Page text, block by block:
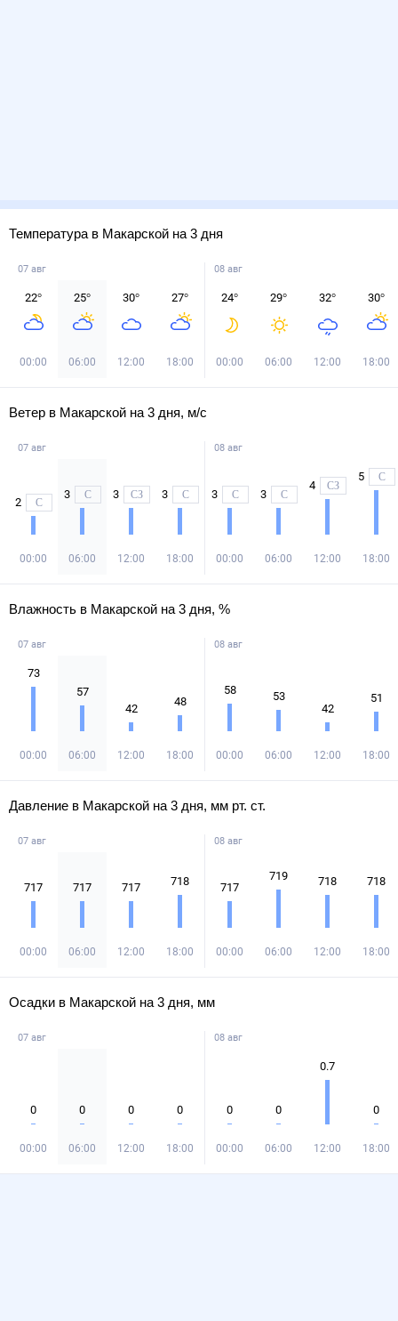
Температура в Макарской на 3 дня
07 авг
22°
00:00
25°
06:00
30°
12:00
27°
18:00
08 авг
24°
00:00
29°
06:00
32°
12:00
30°
18:00
Ветер в Макарской на 3 дня, м/с
07 авг
2 С
00:00
3 С
06:00
3 СЗ
12:00
3 С
18:00
08 авг
3 С
00:00
3 С
06:00
4 СЗ
12:00
5 С
18:00
Влажность в Макарской на 3 дня, %
07 авг
73
00:00
57
06:00
42
12:00
48
18:00
08 авг
58
00:00
53
06:00
42
12:00
51
18:00
Давление в Макарской на 3 дня, мм рт. ст.
07 авг
717
00:00
717
06:00
717
12:00
718
18:00
08 авг
717
00:00
719
06:00
718
12:00
718
18:00
Осадки в Макарской на 3 дня, мм
07 авг
0
00:00
0
06:00
0
12:00
0
18:00
08 авг
0
00:00
0
06:00
0.7
12:00
0
18:00